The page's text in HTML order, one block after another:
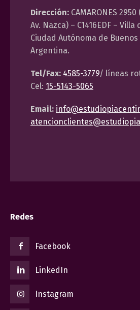
Dirección: CAMARONES
Av. Nazca) – C1416EDF –
Ciudad Autónoma de Buenos
Argentina.
Tel/Fax: 4585-3779/ líneas
Cel: 15-5143-5065
Email:
Redes
Facebook
LinkedIn
Instagram